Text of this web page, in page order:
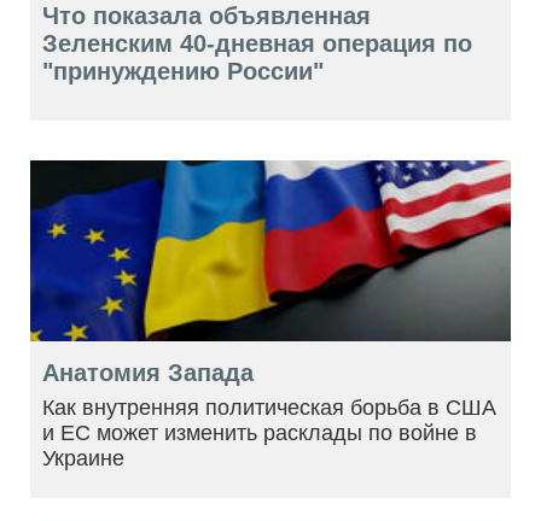
Что показала объявленная
Зеленским 40-дневная операция по
"принуждению России"
Анатомия Запада
Как внутренняя политическая борьба в США
и ЕС может изменить расклады по войне в
Украине